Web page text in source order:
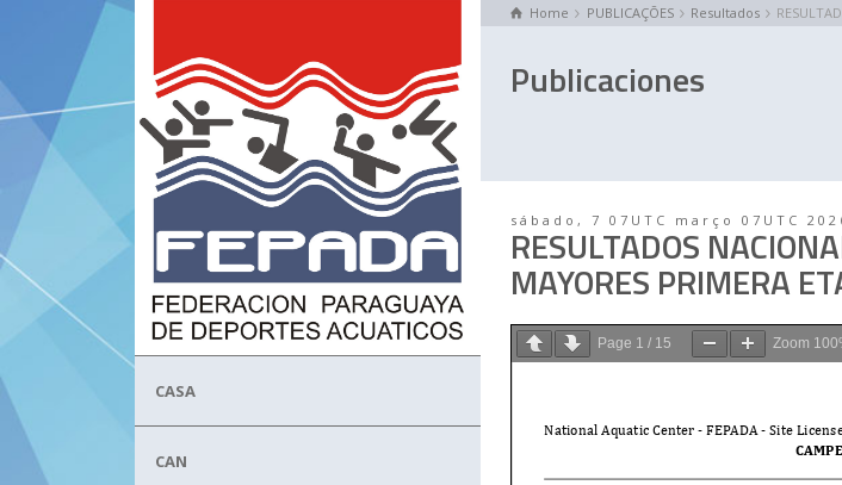
CASA
CAN
Home PUBLICAÇÕES Resultados
Publicaciones
sábado, 7 07UTC março 07UTC
RESULTADOS
MAYORES PRIMERA
Page 1 / 15 Zoom